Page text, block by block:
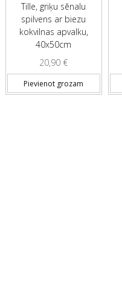
Tille, griķu sēnalu
spilvens ar biezu
kokvilnas apvalku,
40x50cm
20,90 €
Pievienot grozam